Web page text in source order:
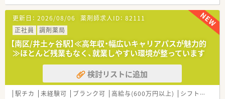
となる従業員など、薬剤師として様々な活躍ができるフィールド
を用意されています
■総合薬剤師・調剤薬剤師（土日休み・19時までの勤務）どちらか
の働き方を選択できます
■調剤併設型だけでなく「医療モール・クリニック併設店舗」「敷
地内薬局」「訪問調剤特化型店舗」など様々な店舗を運営してい
ます
■在宅医療にも積極的取り組んでおり「訪問調剤特化型店舗」を
50店舗以上、無菌調剤室は業界最多の51店舗設置しています
■「プラチナくるみん認定企業」「健康経営優良法人2023（大規模
法人部門）認定」等を取得し一人ひとりが働きやすい環境が整備
更新日： 2026/08/06 薬剤師求人ID： 82111
正社員
調剤薬局
【南区/井土ヶ谷駅】≪高年収・幅広いキャリアパスが魅力的
≫ほとんど残業もなく、就業しやすい環境が整っています
検討リストに追加
駅チカ 未経験可 ブランク可 高給与(600万円以上) シフト制